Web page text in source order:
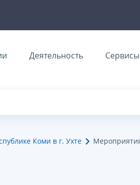
Деятельность Сервисы
Коми в г. Ухте